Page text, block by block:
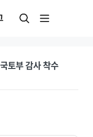
토부 감사 착수